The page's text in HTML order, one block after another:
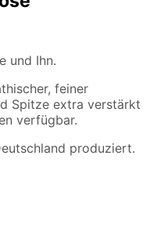
und Ihn.
feiner
Spitze extra verstärkt
verfügbar.
produziert.